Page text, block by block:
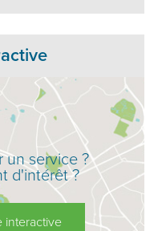
un service ?
d'intérêt ?
interactive